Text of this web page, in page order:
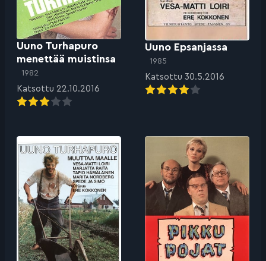
Uuno Turhapuro
menettää muistinsa
1982
Katsottu 22.10.2016
Uuno Epsanjassa
1985
Katsottu 30.5.2016